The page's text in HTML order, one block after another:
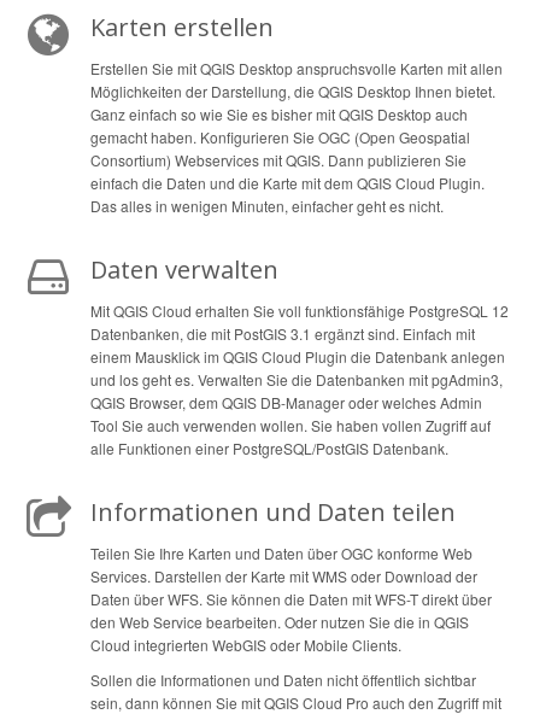
Karten erstellen
Erstellen Sie mit QGIS Desktop anspruchsvolle Karten mit allen
Möglichkeiten der Darstellung, die QGIS Desktop Ihnen bietet.
Ganz einfach so wie Sie es bisher mit QGIS Desktop auch
gemacht haben. Konfigurieren Sie OGC (Open Geospatial
Consortium) Webservices mit QGIS. Dann publizieren Sie
einfach die Daten und die Karte mit dem QGIS Cloud Plugin.
Das alles in wenigen Minuten, einfacher geht es nicht.
Daten verwalten
Mit QGIS Cloud erhalten Sie voll funktionsfähige PostgreSQL 12
Datenbanken, die mit PostGIS 3.1 ergänzt sind. Einfach mit
einem Mausklick im QGIS Cloud Plugin die Datenbank anlegen
und los geht es. Verwalten Sie die Datenbanken mit pgAdmin3,
QGIS Browser, dem QGIS DB-Manager oder welches Admin
Tool Sie auch verwenden wollen. Sie haben vollen Zugriff auf
alle Funktionen einer PostgreSQL/PostGIS Datenbank.
Informationen und Daten teilen
Teilen Sie Ihre Karten und Daten über OGC konforme Web
Services. Darstellen der Karte mit WMS oder Download der
Daten über WFS. Sie können die Daten mit WFS-T direkt über
den Web Service bearbeiten. Oder nutzen Sie die in QGIS
Cloud integrierten WebGIS oder Mobile Clients.
Sollen die Informationen und Daten nicht öffentlich sichtbar
sein, dann können Sie mit QGIS Cloud Pro auch den Zugriff mit